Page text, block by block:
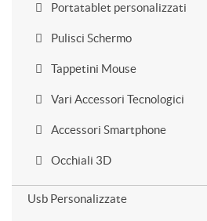
Portatablet personalizzati
Pulisci Schermo
Tappetini Mouse
Vari Accessori Tecnologici
Accessori Smartphone
Occhiali 3D
Usb Personalizzate